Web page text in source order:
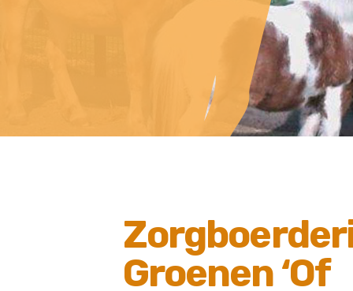
Groenen ‘Of